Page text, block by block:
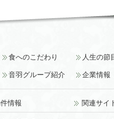
食へのこだわり 人生の節
音羽グループ紹介 企業情報
情報 関連サイ